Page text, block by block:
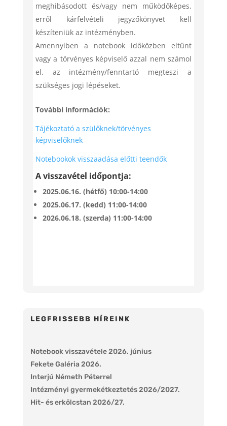
meghibásodott és/vagy nem működőképes,
erről kárfelvételi jegyzőkönyvet kell
készíteniük az intézményben.
Amennyiben a notebook időközben eltűnt
vagy a törvényes képviselő azzal nem számol
el, az intézmény/fenntartó megteszi a
szükséges jogi lépéseket.
További információk:
Tájékoztató a szülőknek/törvényes
képviselőknek
Notebookok visszaadása előtti teendők
A visszavétel időpontja:
2025.06.16. (hétfő) 10:00-14:00
2025.06.17. (kedd) 11:00-14:00
2026.06.18. (szerda) 11:00-14:00
LEGFRISSEBB HÍREINK
Notebook visszavétele 2026. június
Fekete Galéria 2026.
Interjú Németh Péterrel
Intézményi gyermekétkeztetés 2026/2027.
Hit- és erkölcstan 2026/27.